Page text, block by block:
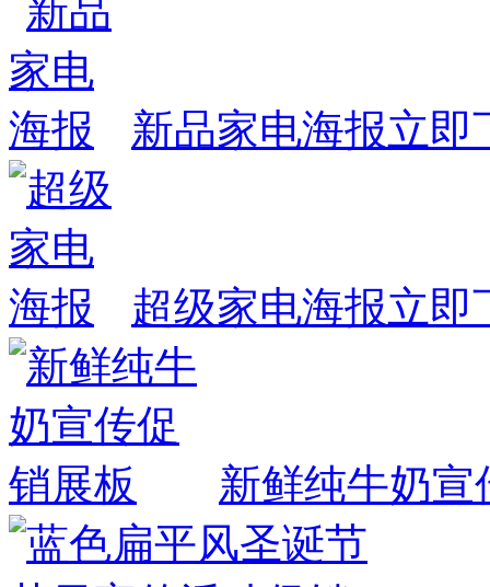
新品家电海报立即
超级家电海报立即
新鲜纯牛奶宣